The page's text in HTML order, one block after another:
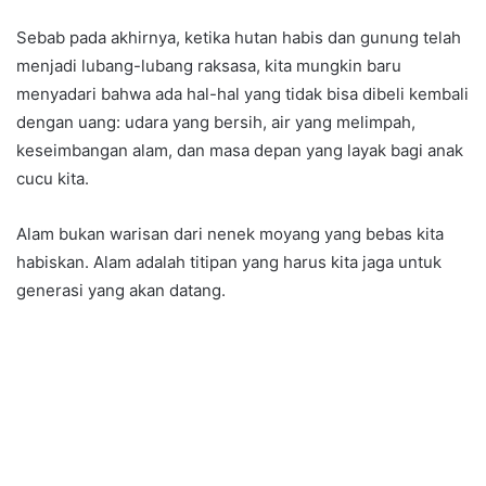
Sebab pada akhirnya, ketika hutan habis dan gunung telah
menjadi lubang-lubang raksasa, kita mungkin baru
menyadari bahwa ada hal-hal yang tidak bisa dibeli kembali
dengan uang: udara yang bersih, air yang melimpah,
keseimbangan alam, dan masa depan yang layak bagi anak
cucu kita.
Alam bukan warisan dari nenek moyang yang bebas kita
habiskan. Alam adalah titipan yang harus kita jaga untuk
generasi yang akan datang.